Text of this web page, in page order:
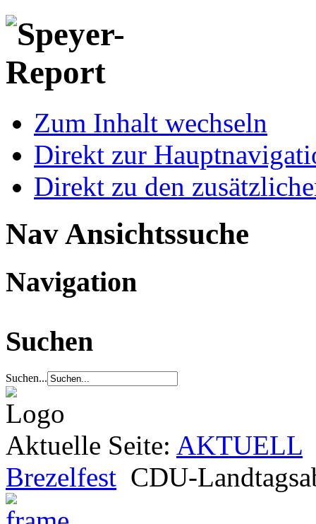
Zum Inhalt wechseln
Direkt zur
Direkt zu den
Nav Ansichtssuche
Navigation
Suchen
Suchen...
Aktuelle Seite: AKTUELL
Brezelfest CDU-